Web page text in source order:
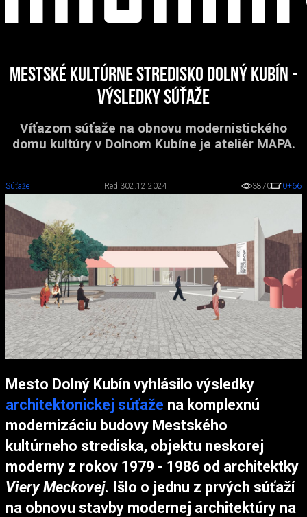
Mestské kultúrne stredisko Dolný Kubín -
výsledky súťaže
Víťazom súťaže na obnovu modernistického
domu kultúry v Dolnom Kubíne je ateliér MAPA.
Súťaže Red 302.12.2024 3870 0+66
Mesto Dolný Kubín vyhlásilo výsledky
architektonickej súťaže na komplexnú
modernizáciu budovy Mestského
kultúrneho strediska, objektu neskorej
moderny z rokov 1979 - 1986 od architektky
Viery Meckovej. Išlo o jednu z prvých súťaží
na obnovu stavby modernej architektúry na